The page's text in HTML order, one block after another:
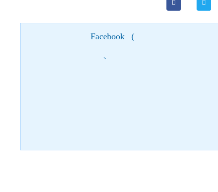
Facebook (
)